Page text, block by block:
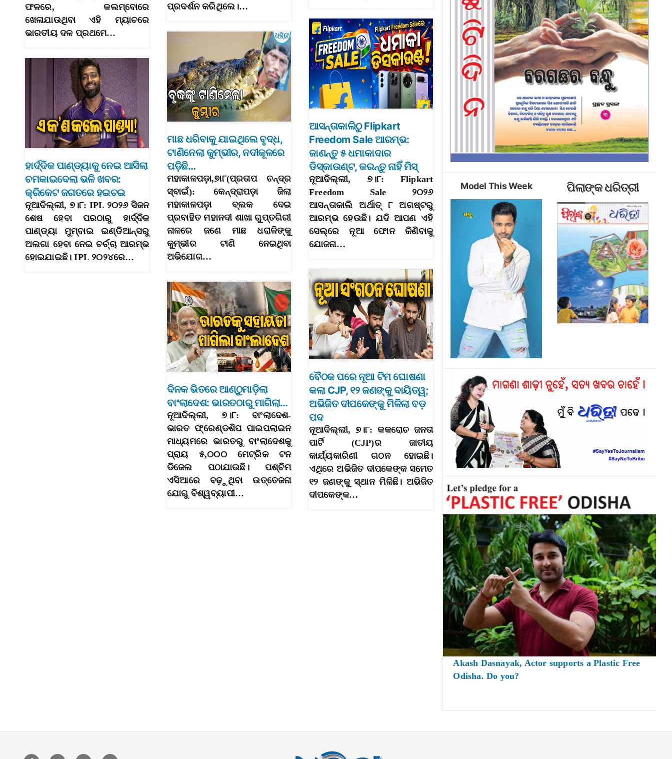
ଫଳରେ, କଲମ୍ବୋରେ
ଖେଳାଯାଉଥିବା ଏହି ମ୍ୟାଚରେ
ଭାରତୀୟ ଦଳ ପ୍ରଥମେ…
ପ୍ରଦର୍ଶନ କରିଥିଲେ।…
ଆସନ୍ତାକାଲିଠୁ Flipkart
Freedom Sale ଆରମ୍ଭ:
ଜାଣନ୍ତୁ ୫ ଧମାକାଦାର
ଡିସ୍‌କାଉଣ୍ଟ, କରନ୍ତୁ ନାହିଁ ମିସ୍‌
ନୂଆଦିଲ୍ଲୀ, ୭।୮: Flipkart
Freedom Sale ୨୦୨୬
ଆସନ୍ତାକାଲି ଅର୍ଥାତ୍‌ ୮ ଅଗଷ୍ଟରୁ
ଆରମ୍ଭ ହେଉଛି। ଯଦି ଆପଣ ଏହି
ସେଲ୍‌ରେ ନୂଆ ଫୋନ କିଣିବାକୁ
ଯୋଜନା…
ମାଛ ଧରିବାକୁ ଯାଇଥିଲେ ବୃଦ୍ଧ,
ଟାଣିନେଲା କୁମ୍ଭୀର, ନଦୀକୂଳରେ
ପଡ଼ିଛି…
ମହାକାଳପଡ଼ା,୭ା୮(ପ୍ରତାପ ଚନ୍ଦ୍ର
ସ୍ବାଇଁ): କେନ୍ଦ୍ରାପଡ଼ା ଜିଲା
ମହାକାଳପଡ଼ା ବ୍ଲକ ଦେଇ
ପ୍ରବାହିତ ମହାନଦୀ ଶାଖା ଗୁପ୍ତଗିରୀ
ନାଳରେ ଜଣେ ମାଛ ଧରାଳିଙ୍କୁ
କୁମ୍ଭୀର ଟାଣି ନେଇଥିବା
ଅଭିଯୋଗ…
ହାର୍ଦ୍ଦିକ ପାଣ୍ଡ୍ୟାକୁ ନେଇ ଆସିଲା
ଚମକାଇଦେଲା ଭଳି ଖବର:
କ୍ରିକେଟ ଜଗତରେ ହଇଚଇ
ନୂଆଦିଲ୍ଲୀ, ୭।୮: IPL ୨୦୨୬ ସିଜନ
ଶେଷ ହେବା ପରଠାରୁ ହାର୍ଦ୍ଦିକ
ପାଣ୍ଡ୍ୟା ମୁମ୍ବାଇ ଇଣ୍ଡିଆନ୍ସରୁ
ଅଲଗା ହେବା ନେଇ ଚର୍ଚ୍ଚା ଆରମ୍ଭ
ହୋଇଯାଇଛି। IPL ୨୦୨୪ରେ…
ବୈଠକ ପରେ ନୂଆ ଟିମ ଘୋଷଣା
କଲା CJP, ୧୨ ଜଣଙ୍କୁ ଦାୟିତ୍ୱ;
ଅଭିଜିତ ଦୀପକେଙ୍କୁ ମିଳିଲା ବଡ଼
ପଦ
ନୂଆଦିଲ୍ଲୀ, ୭।୮: କକରୋଚ ଜନତା
ପାର୍ଟି (CJP)ର ଜାତୀୟ
କାର୍ଯ୍ୟକାରିଣୀ ଗଠନ ହୋଇଛି।
ଏଥିରେ ଅଭିଜିତ ଦୀପକେଙ୍କ ସମେତ
୧୨ ଜଣଙ୍କୁ ସ୍ଥାନ ମିଳିଛି। ଅଭିଜିତ
ଦୀପକେଙ୍କ…
ଦିନକ ଭିତରେ ଆଣ୍ଠୁମାଡ଼ିଲା
ବାଂଲାଦେଶ: ଭାରତଠାରୁ ମାଗିଲା…
ନୂଆଦିଲ୍ଲୀ, ୭।୮: ବାଂଲାଦେଶ-
ଭାରତ ଫ୍ରେଣ୍ଡଶିପ ପାଇପଲାଇନ
ମାଧ୍ୟମରେ ଭାରତରୁ ବାଂଲାଦେଶକୁ
ପ୍ରାୟ ୫,୦୦୦ ମେଟ୍ରିକ ଟନ
ଡିଜେଲ ପଠାଯାଉଛି। ପଶ୍ଚିମ
ଏସିଆରେ ବଢ଼ୁଥିବା ଉତ୍ତେଜନା
ଯୋଗୁ ବିଶ୍ୱବ୍ୟାପୀ…
Model This Week ପିଲାଙ୍କ ଧରିତ୍ରୀ
Akash Dasnayak, Actor supports a Plastic Free
Odisha. Do you?